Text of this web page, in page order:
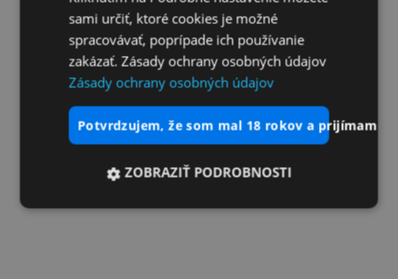
sami určiť, ktoré cookies je možné
spracovávať, poprípade ich používanie
zakázať. Zásady ochrany osobných údajov
Zásady ochrany osobných údajov
potvrdzujem, že som mal 18 rokov a prijímam
ZOBRAZIŤ PODROBNOSTI